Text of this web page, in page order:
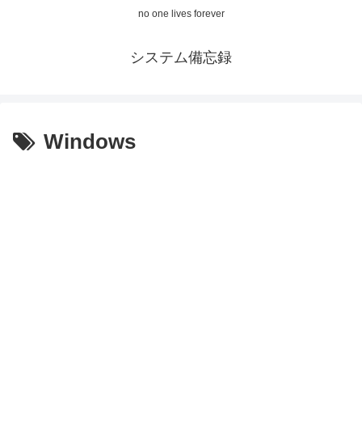
no one lives forever
システム備忘録
Windows